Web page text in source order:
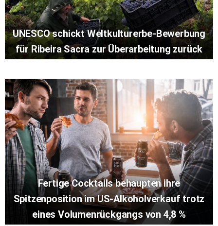
UNESCO schickt Weltkulturerbe-Bewerbung
für Ribeira Sacra zur Überarbeitung zurück
Fertige Cocktails behaupten ihre
Spitzenposition im US-Alkoholverkauf trotz
eines Volumenrückgangs von 4,8 %